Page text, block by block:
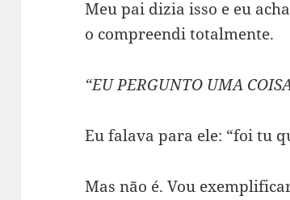
Meu pai dizia isso e eu
o compreendi totalmente.
“EU PERGUNTO UMA
Eu falava para ele: “foi tu
Mas não é. Vou